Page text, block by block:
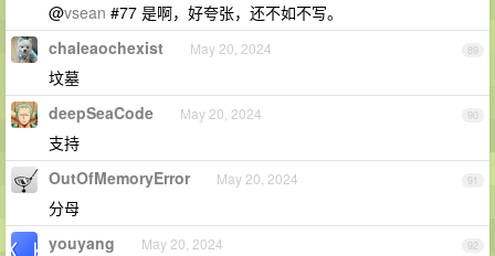
@vsean #77 是啊，好夸张，还不如不写。
89
chaleaochexist May 20, 2024
坟墓
90
deepSeaCode May 20, 2024
支持
91
OutOfMemoryError May 20, 2024
分母
92
youyang May 20, 2024